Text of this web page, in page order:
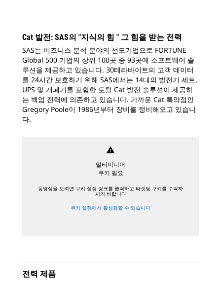
Cat 발전: SAS의 "지식의 힘 " 그 힘을 받는 전력
SAS는 비즈니스 분석 분야의 선도기업으로 FORTUNE
Global 500 기업의 상위 100곳 중 93곳에 소프트웨어 솔
루션을 제공하고 있습니다. 30테라바이트의 고객 데이터
를 24시간 보호하기 위해 SAS에서는 14대의 발전기 세트,
UPS 및 개폐기를 포함한 토털 Cat 발전 솔루션이 제공하
는 백업 전력에 의존하고 있습니다. 가까운 Cat 특약점인
Gregory Poole이 1986년부터 장비를 정비해오고 있습니
다.
warning
멀티미디어
쿠키 필요
동영상을 보려면 쿠키 설정 링크를 클릭하고 타겟팅 쿠키를 수락하
시기 바랍니다
쿠키 설정에서 활성화할 수 있습니다
전력 제품